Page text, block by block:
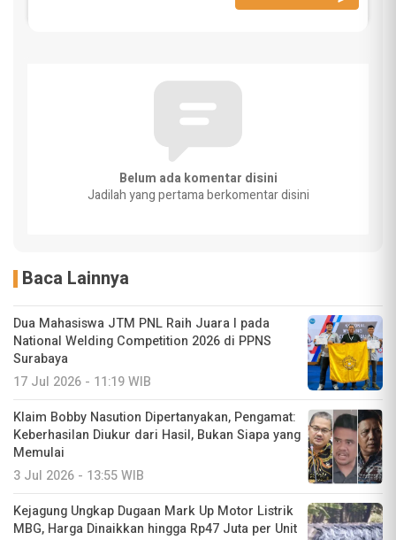
Belum ada komentar disini
Jadilah yang pertama berkomentar disini
Baca Lainnya
Dua Mahasiswa JTM PNL Raih Juara I pada
National Welding Competition 2026 di PPNS
Surabaya
17 Jul 2026 - 11:19 WIB
Klaim Bobby Nasution Dipertanyakan, Pengamat:
Keberhasilan Diukur dari Hasil, Bukan Siapa yang
Memulai
3 Jul 2026 - 13:55 WIB
Kejagung Ungkap Dugaan Mark Up Motor Listrik
MBG, Harga Dinaikkan hingga Rp47 Juta per Unit